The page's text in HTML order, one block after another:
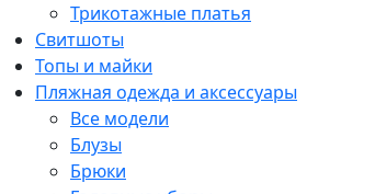
Трикотажные платья
Свитшоты
Топы и майки
Пляжная одежда и аксессуары
Все модели
Блузы
Брюки